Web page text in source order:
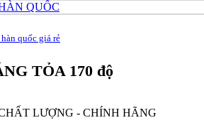
QUỐC
quốc giá rẻ
TỎA 170 độ
LƯỢNG - CHÍNH HÃNG